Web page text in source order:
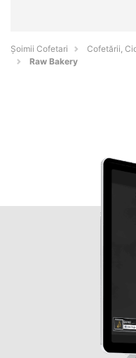
Șoimii Cofetari
Cofetării,
Raw Bakery